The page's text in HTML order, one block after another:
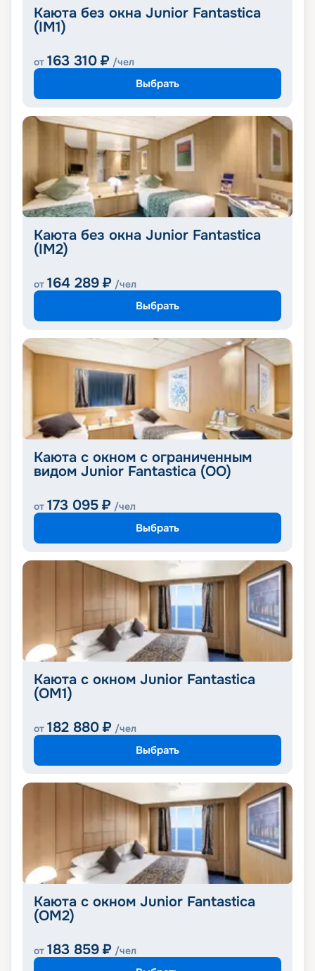
Каюта без окна Junior Fantastica
(IM1)
от 163 310 ₽ /чел
Выбрать
Каюта без окна Junior Fantastica
(IM2)
от 164 289 ₽ /чел
Выбрать
Каюта с окном с ограниченным
видом Junior Fantastica (OO)
от 173 095 ₽ /чел
Выбрать
Каюта с окном Junior Fantastica
(OM1)
от 182 880 ₽ /чел
Выбрать
Каюта с окном Junior Fantastica
(OM2)
от 183 859 ₽ /чел